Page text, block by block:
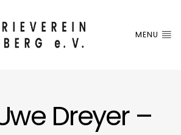
MENU
Dreyer –